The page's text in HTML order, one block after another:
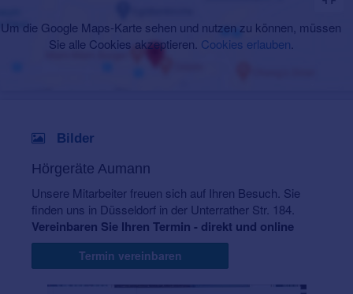
Um die Google Maps-Karte sehen und nutzen zu können, müssen
Sie alle Cookies akzeptieren. Cookies erlauben
Bilder
Hörgeräte Aumann
Unsere Mitarbeiter freuen sich auf Ihren Besuch. Sie
finden uns in Düsseldorf in der Unterrather Str. 184.
Vereinbaren Sie Ihren Termin - direkt und online
Termin vereinbaren